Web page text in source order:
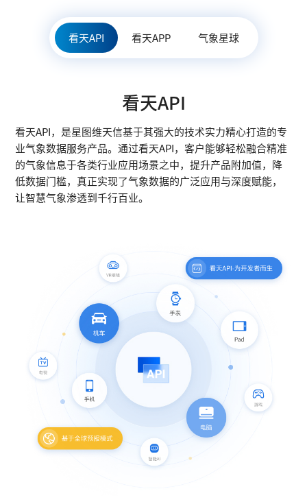
看天API 看天APP 气象星球
看天API
看天API，是星图维天信基于其强大的技术实力精心打造的专
业气象数据服务产品。通过看天API，客户能够轻松融合精准
的气象信息于各类行业应用场景之中，提升产品附加值，降
低数据门槛，真正实现了气象数据的广泛应用与深度赋能，
让智慧气象渗透到千行百业。